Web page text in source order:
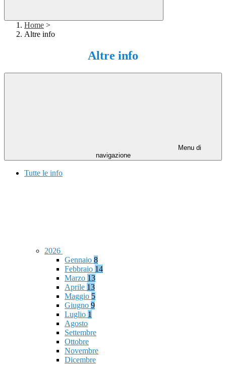
Home >
Altre info
Altre info
Menu di
navigazione
Tutte le info
2026
Gennaio 8
Febbraio 14
Marzo 13
Aprile 13
Maggio 5
Giugno 9
Luglio 1
Agosto
Settembre
Ottobre
Novembre
Dicembre